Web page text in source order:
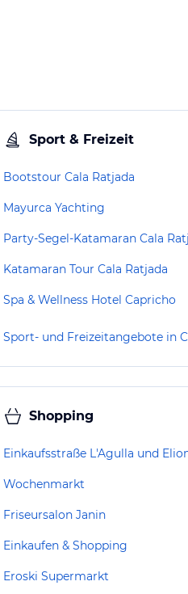
Sport & Freizeit
Bootstour Cala Ratjada
Mayurca Yachting
Party-Segel-Katamaran Cala
Katamaran Tour Cala Ratjada
Spa & Wellness Hotel Capricho
Sport- und Freizeitangebote in
Shopping
Wochenmarkt
Friseursalon Janin
Einkaufen & Shopping
Eroski Supermarkt